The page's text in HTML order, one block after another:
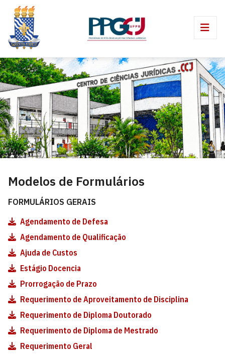
Modelos de Formulários
FORMULÁRIOS GERAIS
Agendamento de Defesa
Agendamento de Qualificação
Ajuda de Custos
Estágio Docencia
Prorrogação de Prazo
Requerimento de Aproveitamento de Disciplina
Requerimento de Diploma Doutorado
Requerimento de Diploma de Mestrado
Requerimento Geral